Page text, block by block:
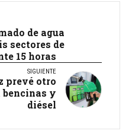
de agua
sectores de
15 horas
SIGUIENTE
prevé otro
bencinas y
diésel